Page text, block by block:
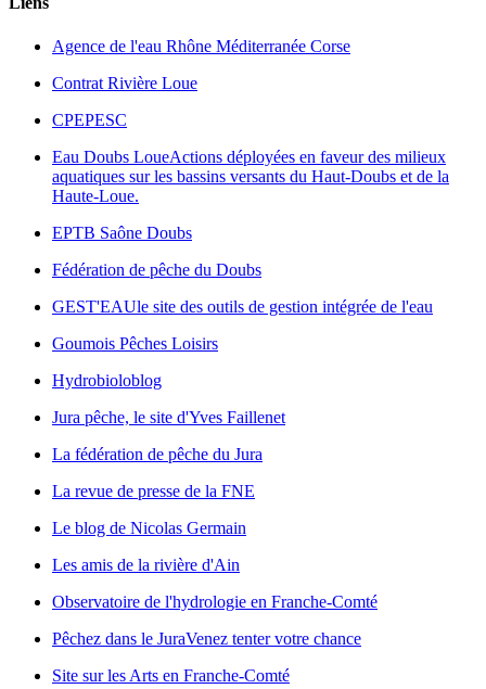
Agence de l'eau Rhône Méditerranée Corse
Contrat Rivière Loue
CPEPESC
Eau Doubs LoueActions déployées en faveur des milieux
aquatiques sur les bassins versants du Haut-Doubs et de la
Haute-Loue.
EPTB Saône Doubs
Fédération de pêche du Doubs
GEST'EAUle site des outils de gestion intégrée de l'eau
Goumois Pêches Loisirs
Hydrobioloblog
Jura pêche, le site d'Yves Faillenet
La fédération de pêche du Jura
La revue de presse de la FNE
Le blog de Nicolas Germain
Les amis de la rivière d'Ain
Observatoire de l'hydrologie en Franche-Comté
Pêchez dans le JuraVenez tenter votre chance
Site sur les Arts en Franche-Comté